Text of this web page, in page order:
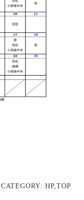
HP,TOP